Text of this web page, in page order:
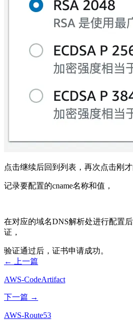
点击继续后回到列表，再次点击刚
记录要配置的cname名称和值，
在对应的域名DNS解析处进行配置
证，
验证通过后，证书申请成功。
← 上一篇
AWS-CodeArtifact
下一篇 →
AWS-Route53